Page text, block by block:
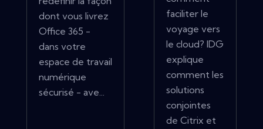
dont vous livrez
Office 365 -
dans votre
espace de travail
numérique
sécurisé - ave...
faciliter le
voyage vers
le cloud? IDG
explique
comment les
solutions
conjointes
de Citrix et